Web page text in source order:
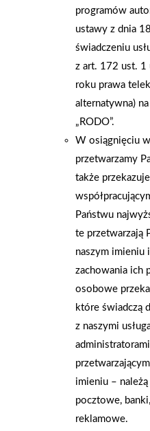
Miejsce magiczne, a reakcje
zabawy w autobusie na
zwariowana „Mrówka”, która
w przerwie przedszkolaki
twarzy. Kapituła konkursowa
w konkursie i już 8 czerwca
kolejne przedszkola.
programów
ustawy z dnia
świadczeniu
z art. 172 ust. 1
roku prawa
alternatywna)
„RODO”.
W osiągnięciu
przetwarzamy
także
Państwu
te przetwarzają
naszym imieniu
zachowania ich
osobowe
które świadczą
z naszymi
imieniu –
pocztowe,
reklamowe.